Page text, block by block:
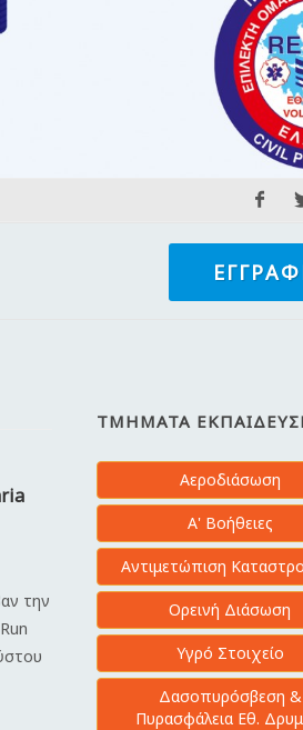
την
ΤΜΉΜΑΤΑ
Αεροδιάσωση
Α' Βοήθειες
Αντιμετώπιση
Ορεινή Διάσωση
Υγρό Στοιχείο
Δασοπυρόσβεση &
Πυρασφάλεια Εθ.